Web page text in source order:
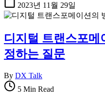
2023년 11월 29일
디지털 트랜스포메
정하는 질문
By DX Talk
5 Min Read